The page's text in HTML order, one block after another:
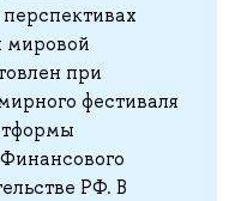
мировой
при
фестиваля
РФ. В